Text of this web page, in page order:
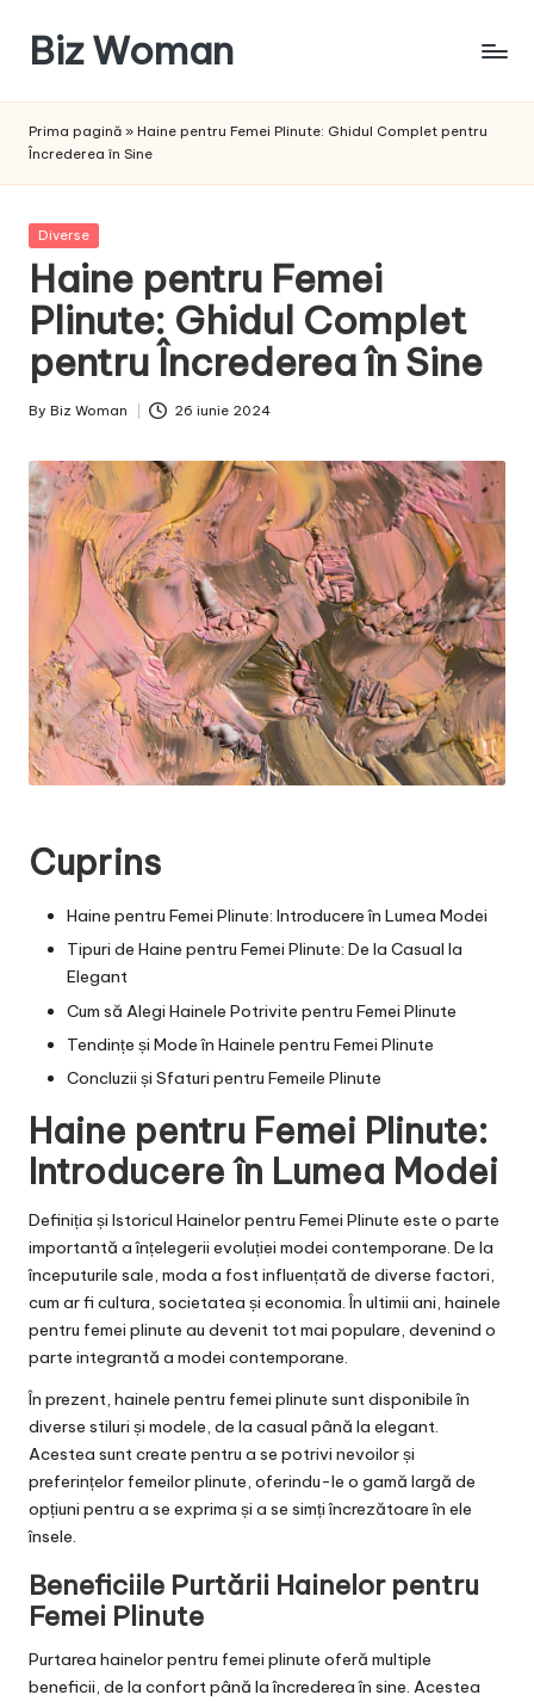
content
Biz Woman
succesul
Prima pagină » Haine pentru Femei Plinute: Ghidul Complet pentru
Încrederea în Sine
Posted
Diverse
Haine pentru Femei
Plinute: Ghidul Complet
pentru Încrederea în Sine
Posted
By Biz Woman 26 iunie 2024
Cuprins
Haine pentru Femei Plinute: Introducere în Lumea Modei
Tipuri de Haine pentru Femei Plinute: De la Casual la
Elegant
Cum să Alegi Hainele Potrivite pentru Femei Plinute
Tendințe și Mode în Hainele pentru Femei Plinute
Concluzii și Sfaturi pentru Femeile Plinute
Haine pentru Femei Plinute:
Introducere în Lumea Modei
Definiția și Istoricul Hainelor pentru Femei Plinute este o parte
importantă a înțelegerii evoluției modei contemporane. De la
începuturile sale, moda a fost influențată de diverse factori,
cum ar fi cultura, societatea și economia. În ultimii ani, hainele
pentru femei plinute au devenit tot mai populare, devenind o
parte integrantă a modei contemporane.
În prezent, hainele pentru femei plinute sunt disponibile în
diverse stiluri și modele, de la casual până la elegant.
Acestea sunt create pentru a se potrivi nevoilor și
preferințelor femeilor plinute, oferindu-le o gamă largă de
opțiuni pentru a se exprima și a se simți încrezătoare în ele
însele.
Beneficiile Purtării Hainelor pentru
Femei Plinute
Purtarea hainelor pentru femei plinute oferă multiple
beneficii, de la confort până la încrederea în sine. Acestea